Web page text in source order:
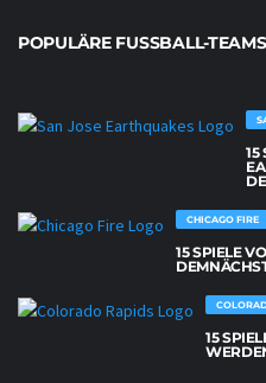
POPULÄRE FUSSBALL-TEAMS
15
CHICAGO FIRE
15 SPIELE
15